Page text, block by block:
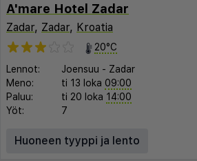
A'mare Hotel Zadar
Zadar, Zadar, Kroatia
20°C
Lennot:
Joensuu - Zadar
Meno:
ti 13 loka 09:00
Paluu:
ti 20 loka 14:00
Yöt:
7
Huoneen tyyppi ja lento